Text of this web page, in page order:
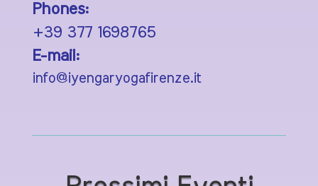
Phones:
+39 377 1698765
E-mail:
info@iyengaryogafirenze.it